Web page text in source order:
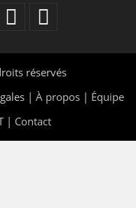
réservés
| À propos | Équipe
| Contact